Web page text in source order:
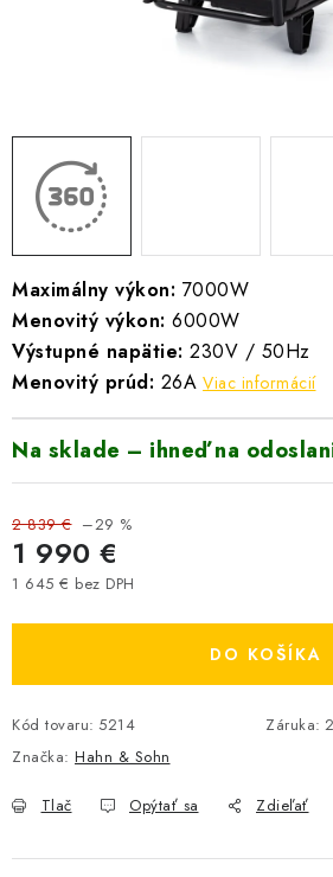
VRÁTENIE TOVARU A REKLAMÁCIE
REFERENCIE
KONTAKTY
Obchodné podmienky
Zásady ochrany
Maximálny výkon: 7000W
Menovitý výkon: 6000W
Výstupné napätie: 230V / 50Hz
Menovitý prúd: 26A Viac informácií
Na sklade – ihneď na
2 839 € –29 %
1 990 €
1 645 € bez DPH
DO KOŠÍKA
Kód tovaru: 5214 Záruka:
Značka: Hahn & Sohn
Tlač Opýtať sa Zdieľať